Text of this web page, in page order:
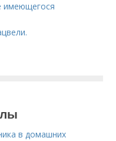
имеющегося
в домашних